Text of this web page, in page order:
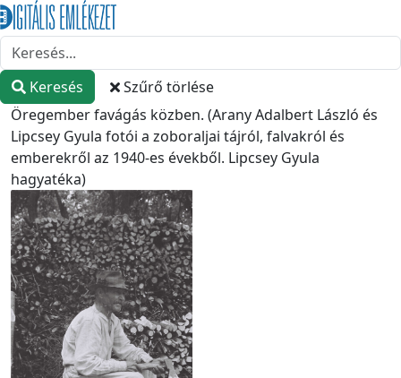
Keresés
Szűrő törlése
Öregember favágás közben. (Arany Adalbert László és
Lipcsey Gyula fotói a zoboraljai tájról, falvakról és
emberekről az 1940-es évekből. Lipcsey Gyula
hagyatéka)